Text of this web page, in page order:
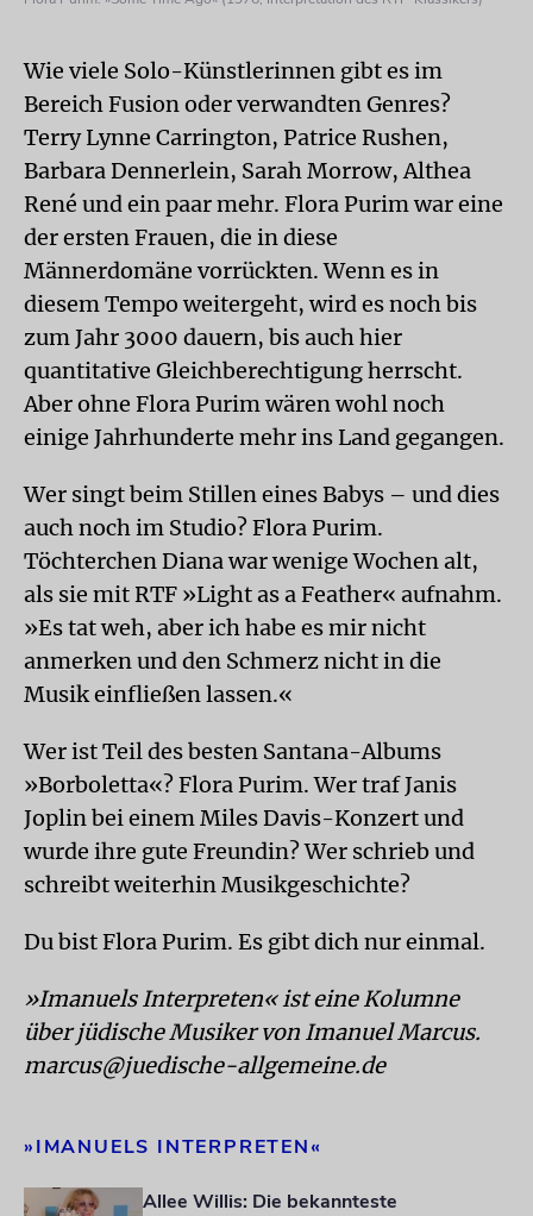
Wie viele Solo-Künstlerinnen gibt es im
Bereich Fusion oder verwandten Genres?
Terry Lynne Carrington, Patrice Rushen,
Barbara Dennerlein, Sarah Morrow, Althea
René und ein paar mehr. Flora Purim war eine
der ersten Frauen, die in diese
Männerdomäne vorrückten. Wenn es in
diesem Tempo weitergeht, wird es noch bis
zum Jahr 3000 dauern, bis auch hier
quantitative Gleichberechtigung herrscht.
Aber ohne Flora Purim wären wohl noch
einige Jahrhunderte mehr ins Land gegangen.
Wer singt beim Stillen eines Babys – und dies
auch noch im Studio? Flora Purim.
Töchterchen Diana war wenige Wochen alt,
als sie mit RTF »Light as a Feather« aufnahm.
»Es tat weh, aber ich habe es mir nicht
anmerken und den Schmerz nicht in die
Musik einfließen lassen.«
Wer ist Teil des besten Santana-Albums
»Borboletta«? Flora Purim. Wer traf Janis
Joplin bei einem Miles Davis-Konzert und
wurde ihre gute Freundin? Wer schrieb und
schreibt weiterhin Musikgeschichte?
Du bist Flora Purim. Es gibt dich nur einmal.
»Imanuels Interpreten« ist eine Kolumne
über jüdische Musiker von Imanuel Marcus.
marcus@juedische-allgemeine.de
»IMANUELS INTERPRETEN«
Allee Willis: Die bekannteste